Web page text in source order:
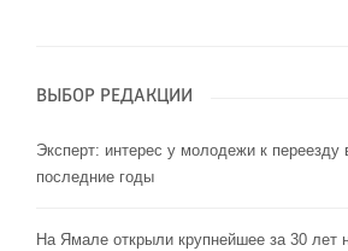
ВЫБОР РЕДАКЦИИ
Эксперт: интерес у молодежи к переезду
последние годы
На Ямале открыли крупнейшее за 30 лет